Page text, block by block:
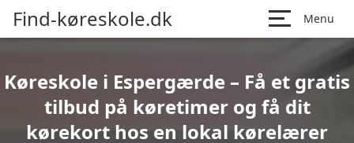
Find-køreskole.dk Menu
Køreskole i Espergærde – Få et gratis
tilbud på køretimer og få dit
kørekort hos en lokal kørelærer